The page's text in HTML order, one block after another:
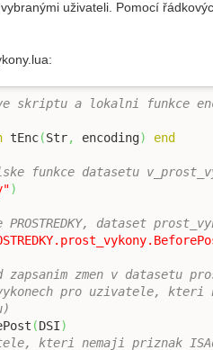
uživateli. Pomocí
skriptu a lokalni funkce
tEnc(Str, encoding) end
funkce datasetu
)
dataset
zmen v datasetu
pro uzivatele, kteri
(DSI)
kteri nemaji priznak